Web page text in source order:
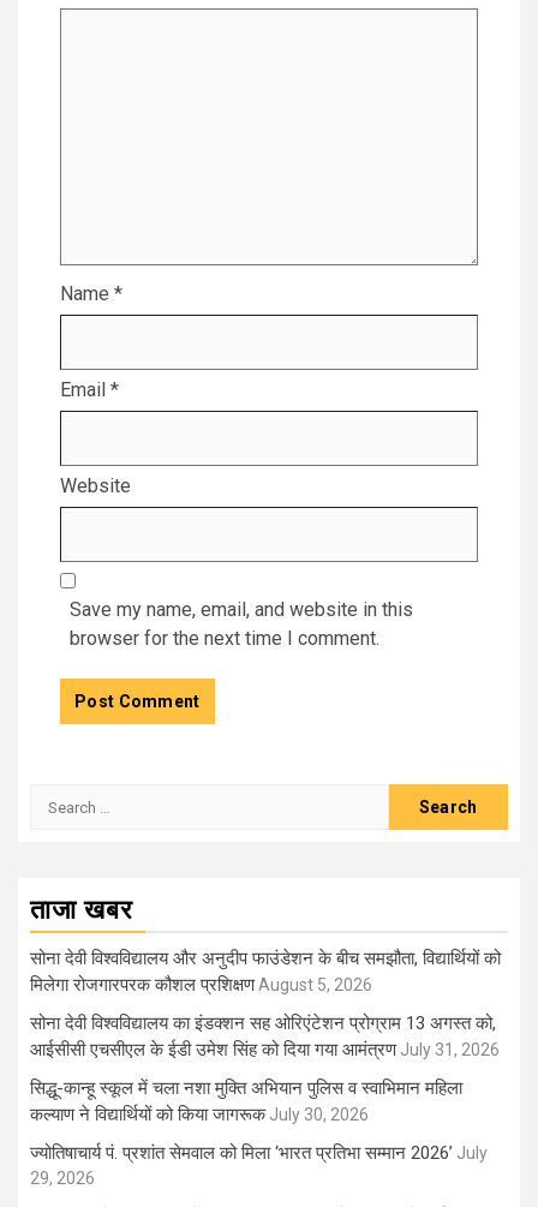
Name *
Email *
Website
Save my name, email, and website in this
browser for the next time I comment.
Search
ताजा खबर
सोना देवी विश्वविद्यालय और अनुदीप फाउंडेशन के बीच समझौता, विद्यार्थियों को
मिलेगा रोजगारपरक कौशल प्रशिक्षणAugust 5, 2026
सोना देवी विश्वविद्यालय का इंडक्शन सह ओरिएंटेशन प्रोग्राम 13 अगस्त को,
आईसीसी एचसीएल के ईडी उमेश सिंह को दिया गया आमंत्रण July 31, 2026
सिद्धू-कान्हू स्कूल में चला नशा मुक्ति अभियान पुलिस व स्वाभिमान महिला
कल्याण ने विद्यार्थियों को किया जागरूक July 30, 2026
ज्योतिषाचार्य पं. प्रशांत सेमवाल को मिला ‘भारत प्रतिभा सम्मान 2026’ July
29, 2026